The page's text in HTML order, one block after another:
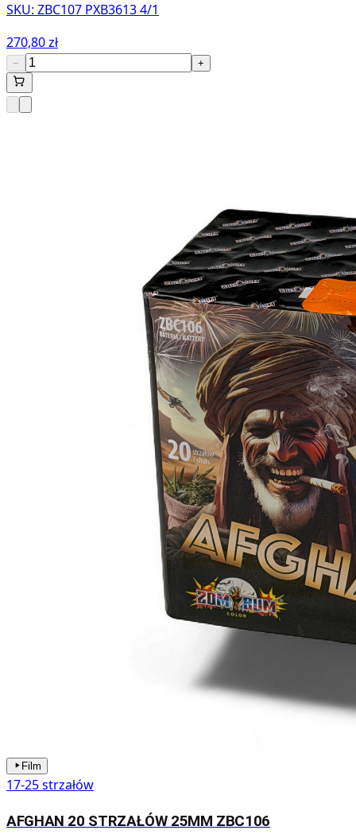
SKU: ZBC107 PXB3613 4/1
270,80 zł
− +
Film
17-25 strzałów
AFGHAN 20 STRZAŁÓW 25MM ZBC106